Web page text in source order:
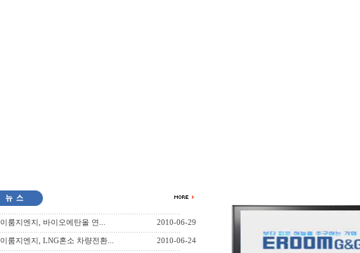
이룸지엔지, 바이오에탄올 연... 2010-06-29
이룸지엔지, LNG혼소 차량전환... 2010-06-24